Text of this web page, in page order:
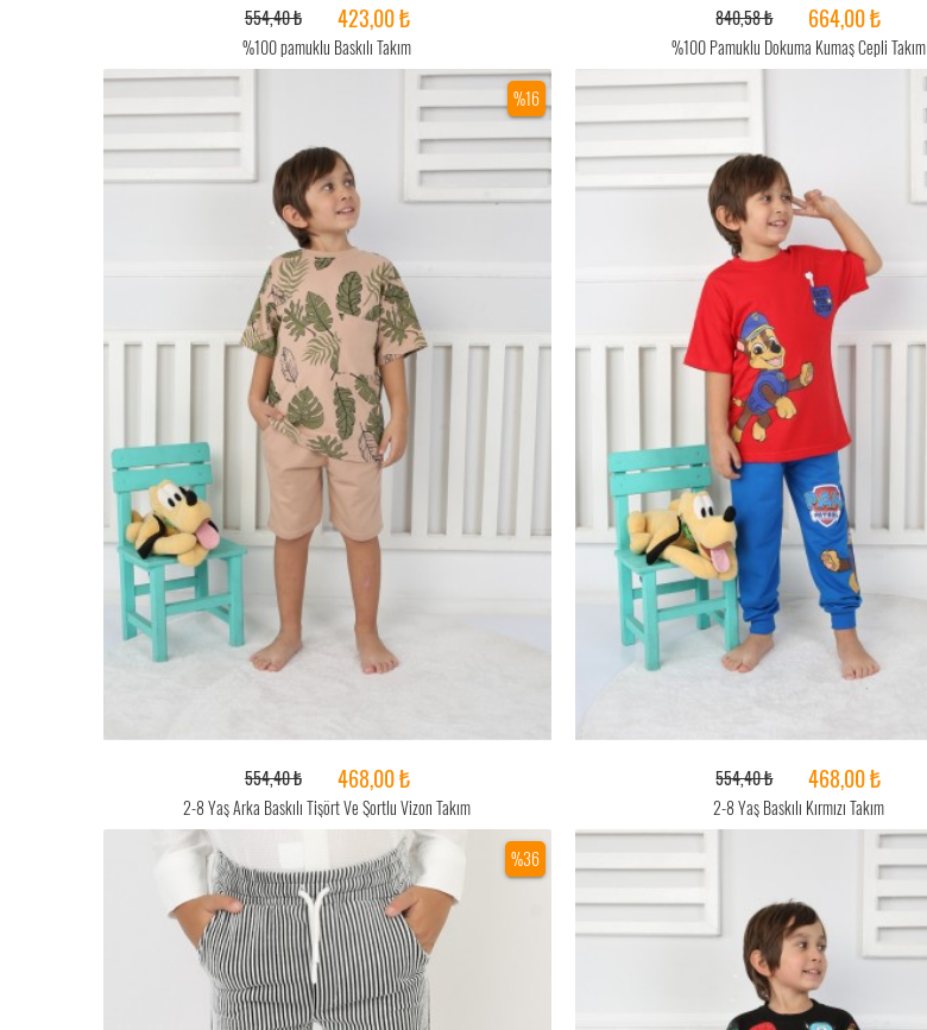
554,40 ₺ 423,00 ₺
%100 pamuklu Baskılı Takım
840,58 ₺ 664,00 ₺
%100 Pamuklu Dokuma Kumaş Cepli Takım
%16
554,40 ₺ 468,00 ₺
2-8 Yaş Arka Baskılı Tişört Ve Şortlu Vizon Takım
554,40 ₺ 468,00 ₺
2-8 Yaş Baskılı Kırmızı Takım
%36